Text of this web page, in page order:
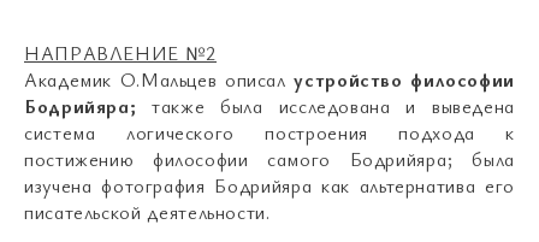
НАПРАВЛЕНИЕ №2
Академик О.Мальцев описалустройство философии
Бодрийяра; также была исследована и выведена
система логического построения подхода к
постижению философии самого Бодрийяра; была
изучена фотография Бодрийяра как альтернатива его
писательской деятельности.